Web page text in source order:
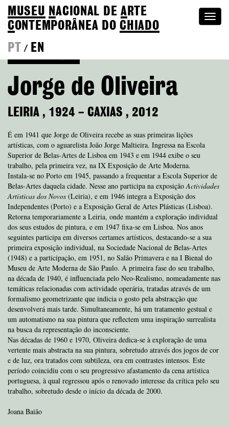
MUSEU NACIONAL DEA RTE
CONTEMPORÂNEA DOCHIADO
PT
/ EN
Jorge de Oliveira
LEIRIA , 1924 – CAXIAS , 2012
É em 1941 que Jorge de Oliveira recebe as suas primeiras lições
artísticas, com o aguarelista João Jorge Maltieira. Ingressa na Escola
Superior de Belas-Artes de Lisboa em 1943 e em 1944 exibe o seu
trabalho, pela primeira vez, na IX Exposição de Arte Moderna.
Instala-se no Porto em 1945, passando a frequentar a Escola Superior de
Belas-Artes daquela cidade. Nesse ano participa na exposiçãoActividades
Artísticas dos Novos (Leiria), e em 1946 integra a Exposição dos
Independentes (Porto) e a Exposição Geral de Artes Plásticas (Lisboa).
Retorna temporariamente a Leiria, onde mantém a exploração individual
dos seus estudos de pintura, e em 1947 fixa-se em Lisboa. Nos anos
seguintes participa em diversos certames artísticos, destacando-se a sua
primeira exposição individual, na Sociedade Nacional de Belas-Artes
(1948) e a participação, em 1951, no Salão Primavera e na I Bienal do
Museu de Arte Moderna de São Paulo. A primeira fase do seu trabalho,
na década de 1940, é influenciada pelo Neo-Realismo, nomeadamente nas
temáticas relacionadas com actividade operária, tratadas através de um
formalismo geometrizante que indicia o gosto pela abstracção que
desenvolverá mais tarde. Simultaneamente, há um tratamento gestual e
um automatismo na sua pintura que reflectem uma inspiração surrealista
na busca da representação do inconsciente.
Nas décadas de 1960 e 1970, Oliveira dedica-se à exploração de uma
vertente mais abstracta na sua pintura, sobretudo através dos jogos de cor
e de luz, ora tratados com subtileza, ora em contrastes intensos. Este
período coincidiu com o seu progressivo afastamento da cena artística
portuguesa, à qual regressou após o renovado interesse da crítica pelo seu
trabalho, sobretudo desde o início da década de 2000.
Joana Baião